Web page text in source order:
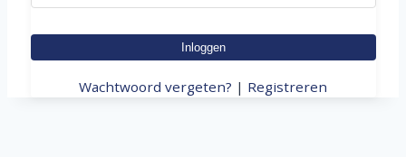
Inloggen
Wachtwoord vergeten? | Registreren